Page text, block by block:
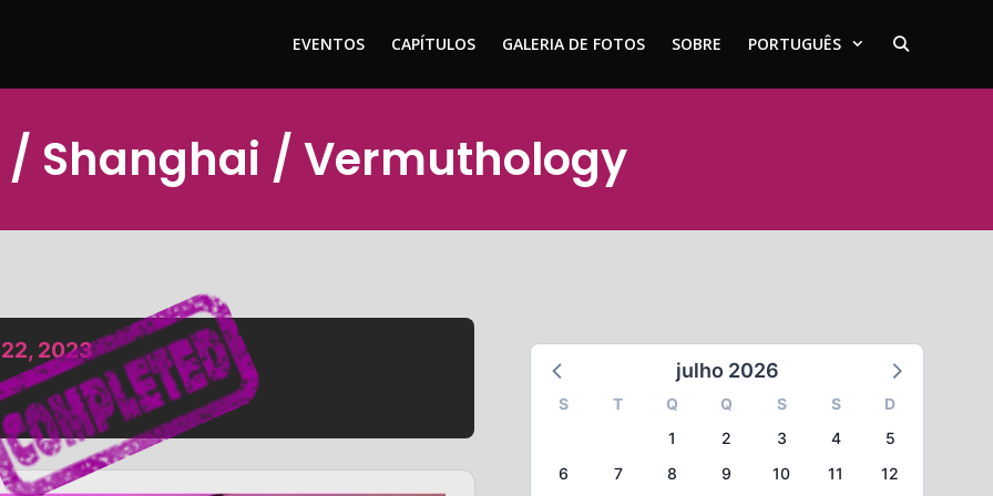
EVENTOS CAPÍTULOS GALERIA DE FOTOS SOBRE PORTUGUÊS
/ Shanghai / Vermuthology
2023
julho 2026
S T Q Q S S
D
1
2 3 4
5
6
7 8 9 10 11
12